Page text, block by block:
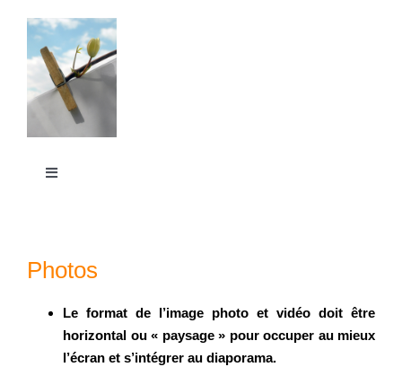
contenu
Toggle
Participer
S’outiller
Photos
Le format de l’image photo et vidéo doit être
horizontal ou « paysage » pour occuper au mieux
l’écran et s’intégrer au diaporama.